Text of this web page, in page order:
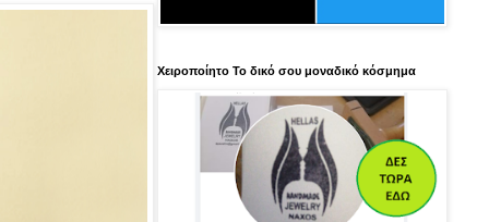
Χειροποίητο Το δικό σου μοναδικό κόσμημα